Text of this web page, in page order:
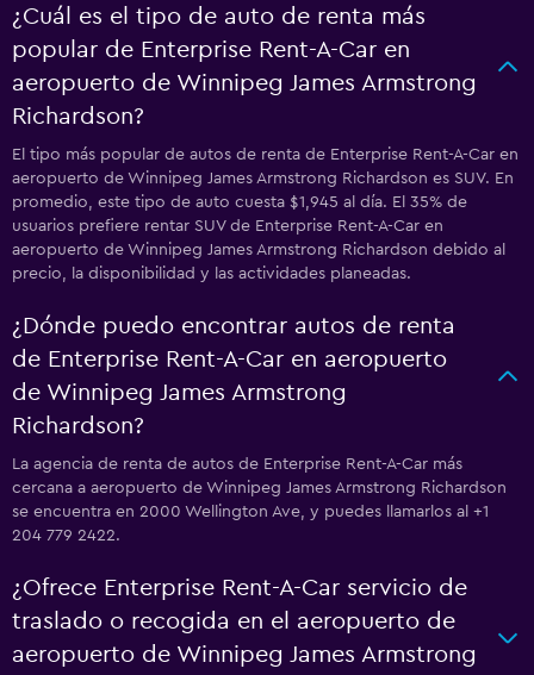
¿Cuál es el tipo de auto de renta más
popular de Enterprise Rent-A-Car en
aeropuerto de Winnipeg James Armstrong
Richardson?
El tipo más popular de autos de renta de Enterprise Rent-A-Car en
aeropuerto de Winnipeg James Armstrong Richardson es SUV. En
promedio, este tipo de auto cuesta $1,945 al día. El 35% de
usuarios prefiere rentar SUV de Enterprise Rent-A-Car en
aeropuerto de Winnipeg James Armstrong Richardson debido al
precio, la disponibilidad y las actividades planeadas.
¿Dónde puedo encontrar autos de renta
de Enterprise Rent-A-Car en aeropuerto
de Winnipeg James Armstrong
Richardson?
La agencia de renta de autos de Enterprise Rent-A-Car más
cercana a aeropuerto de Winnipeg James Armstrong Richardson
se encuentra en 2000 Wellington Ave, y puedes llamarlos al +1
204 779 2422.
¿Ofrece Enterprise Rent-A-Car servicio de
traslado o recogida en el aeropuerto de
aeropuerto de Winnipeg James Armstrong